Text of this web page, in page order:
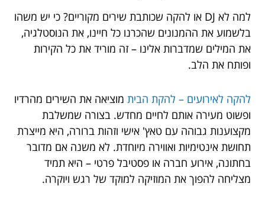
למה לא DJ או להקה שכותבת שירים מקוריים? כי יש משהו
בלשמוע את ההמנונים שהכרנו כל חיינו, את הנוסטלגיה,
את המילים שמדברות אלינו – זה מוריד את כל הקירות
ופותח את הלב.
להקה לאירועים – להקת הבית מוציאה את השירים מהרדיו
ופשוט מעירה אותם לחיים מחדש. בצורה שמשלבת
מקצוענות גבוהה עם טאץ' אישי וזהות ברורה, היא מייצרת
תחושת אינטימיות ואווירה מיוחדת. לא משנה אם מדובר
בחתונה, אירוע חברה או פסטיבל פרטי – היא תמיד
מצליחה להפוך את המוזיקה למוקד של רגש ויוקרה.